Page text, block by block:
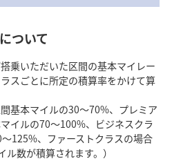
ついて
乗いただいた区間の基本マイレー
スごとに所定の積算率をかけて算
基本マイルの30～70%、プレミア
イルの70～100%、ビジネスクラ
125%、ファーストクラスの場合
数が積算されます。）